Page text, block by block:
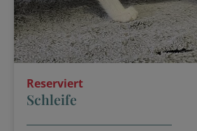
Reserviert
Schleife